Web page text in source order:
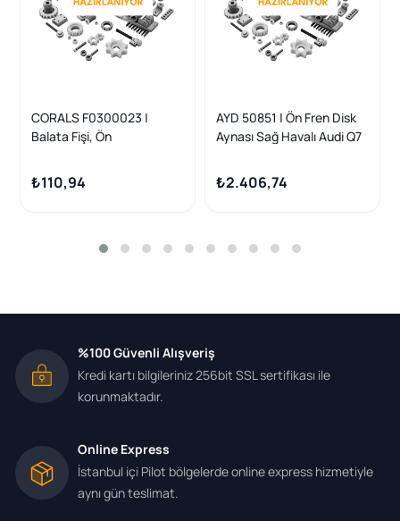
CORALS F0300023 |
Balata Fişi, Ön
₺110,94
AYD 50851 | Ön Fren Disk
Aynası Sağ Havalı Audi Q7
Panamera Touareg 02 > | 1
Adet
₺2.406,74
%100 Güvenli Alışveriş
Kredi kartı bilgileriniz 256bit SSL sertifikası ile
korunmaktadır.
Online Express
İstanbul içi Pilot bölgelerde online express hizmetiyle
aynı gün teslimat.